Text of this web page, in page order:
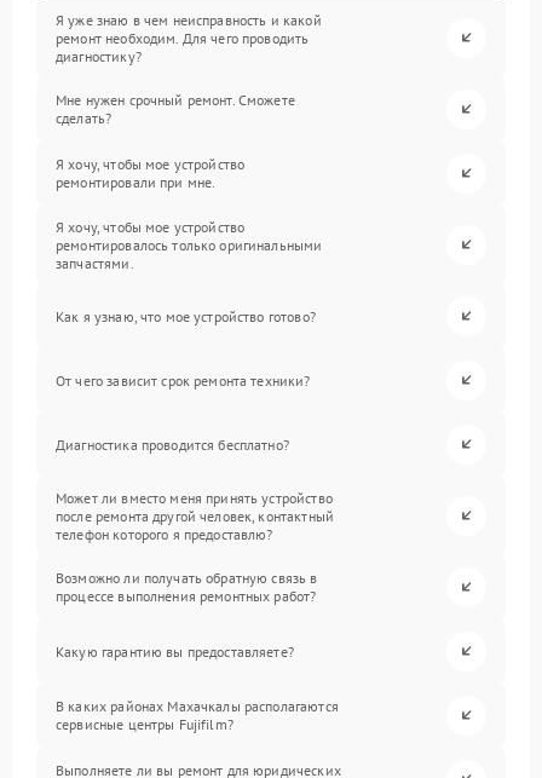
Я уже знаю в чем неисправность и какой
ремонт необходим. Для чего проводить
диагностику?
Мне нужен срочный ремонт. Сможете
сделать?
Я хочу, чтобы мое устройство
ремонтировали при мне.
Я хочу, чтобы мое устройство
ремонтировалось только оригинальными
запчастями.
Как я узнаю, что мое устройство готово?
От чего зависит срок ремонта техники?
Диагностика проводится бесплатно?
Может ли вместо меня принять устройство
после ремонта другой человек, контактный
телефон которого я предоставлю?
Возможно ли получать обратную связь в
процессе выполнения ремонтных работ?
Какую гарантию вы предоставляете?
В каких районах Махачкалы располагаются
сервисные центры Fujifilm?
Выполняете ли вы ремонт для юридических